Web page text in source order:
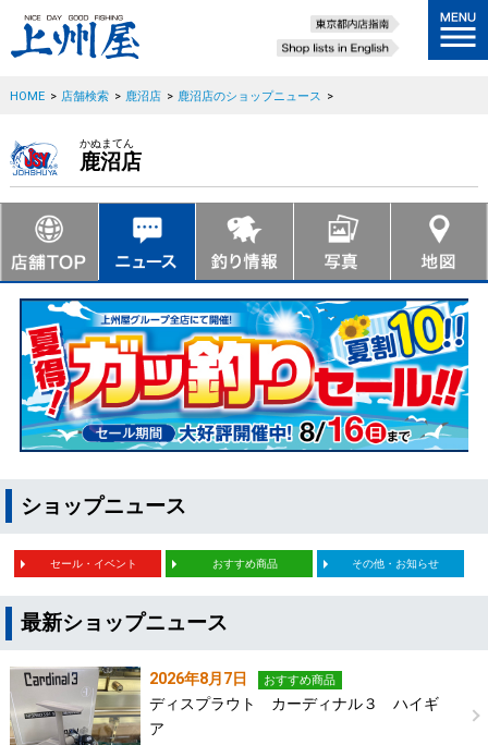
HOME > 店舗検索 > 鹿沼店 > 鹿沼店のショップニュース >
かぬまてん
鹿沼店
ショップニュース
セール・イベント おすすめ商品 その他・お知らせ
最新ショップニュース
2026年8月7日 おすすめ商品
ディスプラウト カーディナル３ ハイギ
ア